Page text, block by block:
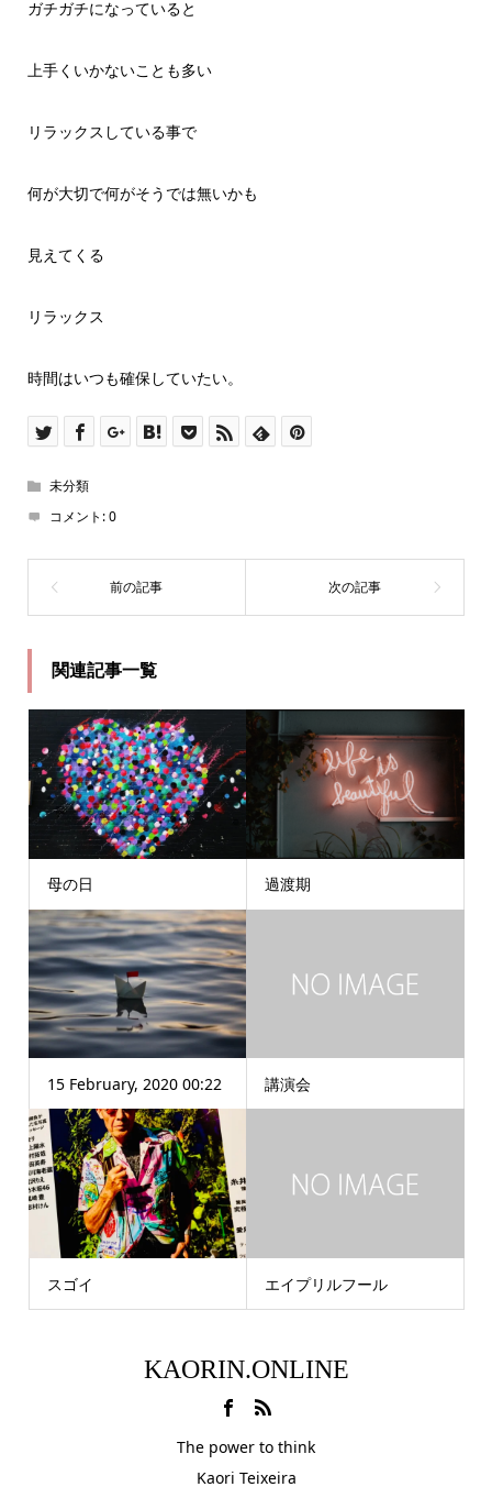
ガチガチになっていると
上手くいかないことも多い
リラックスしている事で
何が大切で何がそうでは無いかも
見えてくる
リラックス
時間はいつも確保していたい。
未分類
コメント:0
関連記事一覧
母の日 過渡期
15 February, 2020 00:22 講演会
スゴイ エイプリルフール
KAORIN.ONLINE
The power to think
Kaori Teixeira